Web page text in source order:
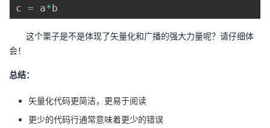
c = a*
这个栗子是不是体现了矢量化和广播的强大力量呢？请仔细体
会！
总结：
矢量化代码更简洁，更易于阅读
更少的代码行通常意味着更少的错误